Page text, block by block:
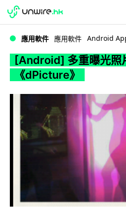
[Android] 多重曝光
WWDC 2026
應用軟件 應用軟件 Android
[Android] 多重曝光照
《dPicture》